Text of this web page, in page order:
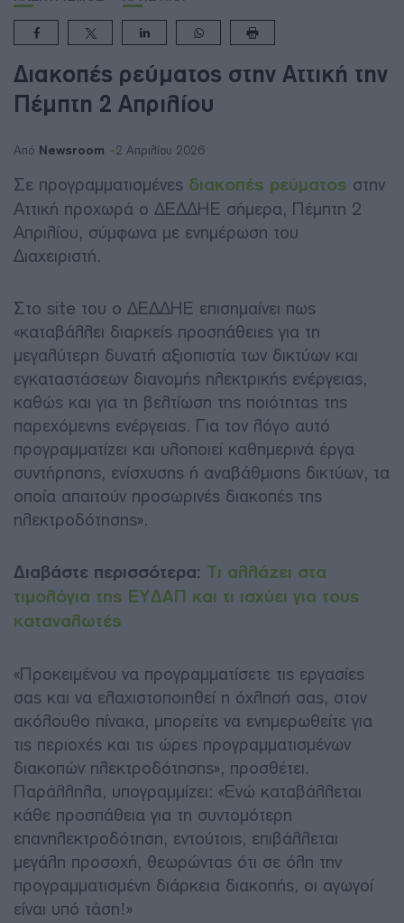
Διακοπές ρεύματος στην Αττική την
Πέμπτη 2 Απριλίου
Από Newsroom 2 Απριλίου 2026
Σε προγραμματισμένες διακοπές ρεύματος στην
Αττική προχωρά ο ΔΕΔΔΗΕ σήμερα, Πέμπτη 2
Απριλίου, σύμφωνα με ενημέρωση του
Διαχειριστή.
Στο site του ο ΔΕΔΔΗΕ επισημαίνει πως
«καταβάλλει διαρκείς προσπάθειες για τη
μεγαλύτερη δυνατή αξιοπιστία των δικτύων και
εγκαταστάσεων διανομής ηλεκτρικής ενέργειας,
καθώς και για τη βελτίωση της ποιότητας της
παρεχόμενης ενέργειας. Για τον λόγο αυτό
προγραμματίζει και υλοποιεί καθημερινά έργα
συντήρησης, ενίσχυσης ή αναβάθμισης δικτύων, τα
οποία απαιτούν προσωρινές διακοπές της
ηλεκτροδότησης».
Διαβάστε περισσότερα: Τι αλλάζει στα
τιμολόγια της ΕΥΔΑΠ και τι ισχύει για τους
καταναλωτές
«Προκειμένου να προγραμματίσετε τις εργασίες
σας και να ελαχιστοποιηθεί η όχλησή σας, στον
ακόλουθο πίνακα, μπορείτε να ενημερωθείτε για
τις περιοχές και τις ώρες προγραμματισμένων
διακοπών ηλεκτροδότησης», προσθέτει.
Παράλληλα, υπογραμμίζει: «Ενώ καταβάλλεται
κάθε προσπάθεια για τη συντομότερη
επανηλεκτροδότηση, εντούτοις, επιβάλλεται
μεγάλη προσοχή, θεωρώντας ότι σε όλη την
προγραμματισμένη διάρκεια διακοπής, οι αγωγοί
είναι υπό τάση!»